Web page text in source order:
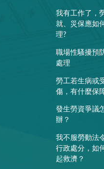
我有工作了，
就、災保應如
理?
職場性騷擾預
處理
勞工若生病或
傷，有什麼保
發生勞資爭議
辦？
我不服勞動法
行政處分，如
起救濟？